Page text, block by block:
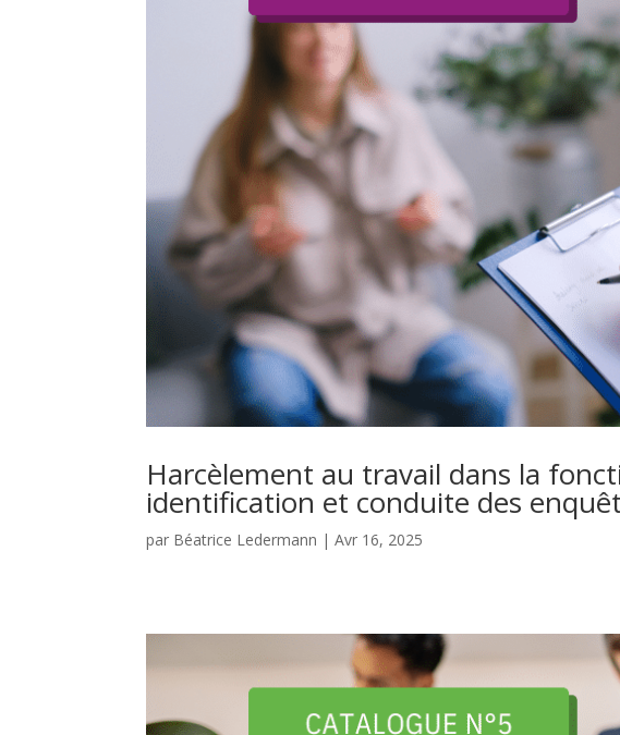
Harcèlement au travail dans la
identification et conduite des
par Béatrice Ledermann |Avr 16, 2025